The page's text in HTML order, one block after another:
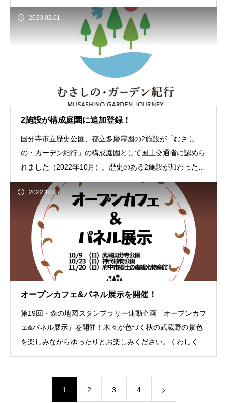
2023.02.01
2施設が構成庭園に追加登録！
国分寺市立歴史公園、都立多磨霊園の2施設が「むさし
の・ガーデン紀行」の構成庭園として国土交通省に認めら
れました（2022年10月）。歴史のある2施設が加わったこ
とで「むさしの・ガーデン紀行」のラインナ
2022.10.07
オープンカフェ&パネル展示を開催！
第19回・森の地図スタンプラリー連動企画「オープンカフ
ェ&パネル展示」を開催！木々が色づく秋の武蔵野の景色
を楽しみながらゆったりとお楽しみください。くわしくは
こちらへ
1 2 3 4